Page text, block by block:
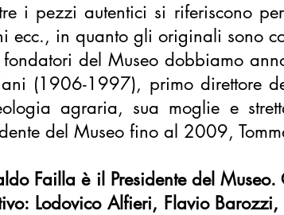
i pezzi autentici si riferiscono
ecc., in quanto gli originali sono
del Museo dobbiamo
(1906-1997), primo direttore
agraria, sua moglie e
del Museo fino al 2009,
Failla è il Presidente del
Lodovico Alfieri, Flavio